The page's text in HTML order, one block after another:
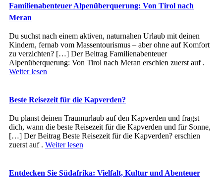
Familienabenteuer Alpenüberquerung: Von Tirol nach
Meran
Du suchst nach einem aktiven, naturnahen Urlaub mit deinen
Kindern, fernab vom Massentourismus – aber ohne auf Komfort
zu verzichten? […] Der Beitrag Familienabenteuer
Alpenüberquerung: Von Tirol nach Meran erschien zuerst auf .
Weiter lesen
Beste Reisezeit für die Kapverden?
Du planst deinen Traumurlaub auf den Kapverden und fragst
dich, wann die beste Reisezeit für die Kapverden und für Sonne,
[…] Der Beitrag Beste Reisezeit für die Kapverden? erschien
zuerst auf . Weiter lesen
Entdecken Sie Südafrika: Vielfalt, Kultur und Abenteuer